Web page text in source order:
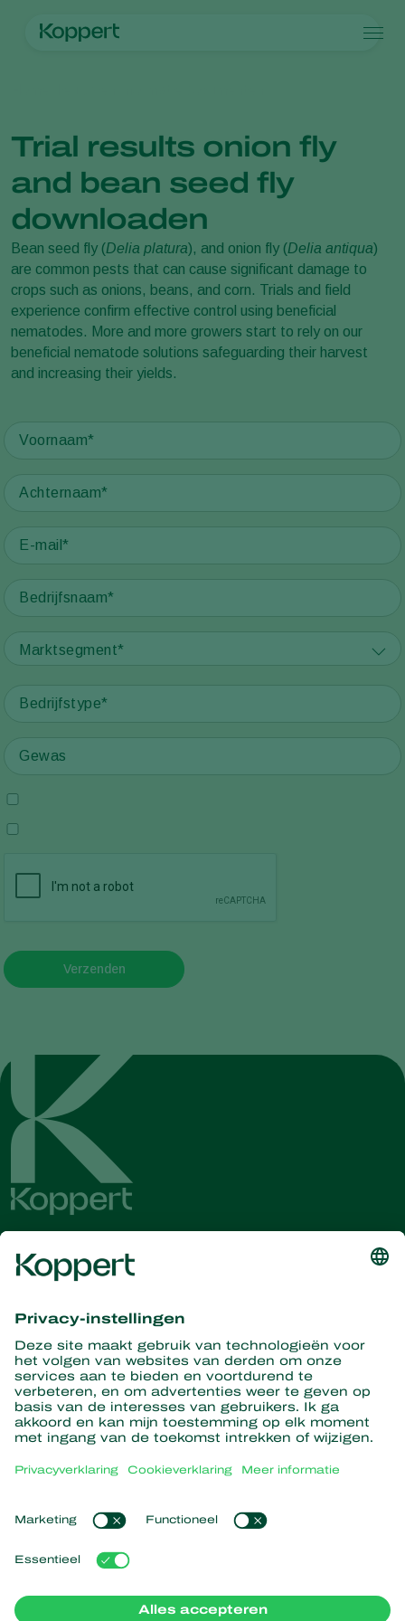
Ziektebestrijding
Bestuiving
Weerbaar telen
Uitzettechnieken
Monitoring & Scouting
Services
Bedekte groenteteelt
Siergewassen
Fruit
Vollegrondsgroenten
Akkerbouwgewassen
Plagen en ziekten
Plantenziekten
Over Koppert
Over Koppert
Over Koppert
Nieuws en informatie
Duurzaamheid
Werken bij Koppert
Contact
Zoeken
Trial results onion fly
and bean seed fly
downloaden
Bean seed fly (Delia platura), and onion fly (Delia antiqua)
are common pests that can cause significant damage to
crops such as onions, beans, and corn. Trials and field
experience confirm effective control using beneficial
nematodes. More and more growers start to rely on our
beneficial nematode solutions safeguarding their harvest
and increasing their yields.
Marktsegment*
Verzenden
Ontvang het laatste nieuws en
informatie
Hier aanmelden
Partners with Nature
Roofmijten
Roofinsecten
Nuttige nematoden
Nuttige micro-organismen
Gewasbescherming
Nieuws en informatie
Duurzaamheid
Werken bij Koppert
Contact
Populaire links
Ervaringen van klanten
Koppert One
Koppert Global
Cookies beheren